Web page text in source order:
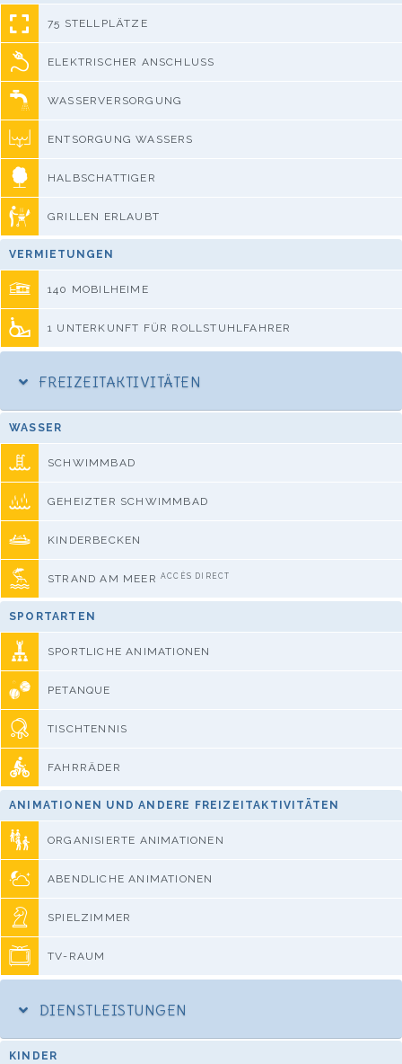
75 STELLPLÄTZE
ELEKTRISCHER ANSCHLUSS
WASSERVERSORGUNG
ENTSORGUNG WASSERS
HALBSCHATTIGER
GRILLEN ERLAUBT
VERMIETUNGEN
140 MOBILHEIME
1 UNTERKUNFT FÜR ROLLSTUHLFAHRER
FREIZEITAKTIVITÄTEN
WASSER
SCHWIMMBAD
GEHEIZTER SCHWIMMBAD
KINDERBECKEN
STRAND AM MEER ACCÈS DIRECT
SPORTARTEN
SPORTLICHE ANIMATIONEN
PETANQUE
TISCHTENNIS
FAHRRÄDER
ANIMATIONEN UND ANDERE FREIZEITAKTIVITÄTEN
ORGANISIERTE ANIMATIONEN
ABENDLICHE ANIMATIONEN
SPIELZIMMER
TV-RAUM
DIENSTLEISTUNGEN
KINDER